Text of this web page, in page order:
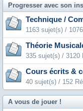
Progresser avec son
Technique /
1163 sujet(s) /
Théorie
335 sujet(s) / 3120
Cours écrits &
40 sujet(s) / 152
A vous de jouer !